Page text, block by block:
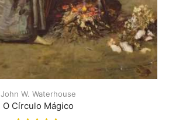
John W. Waterhouse
O Círculo Mágico